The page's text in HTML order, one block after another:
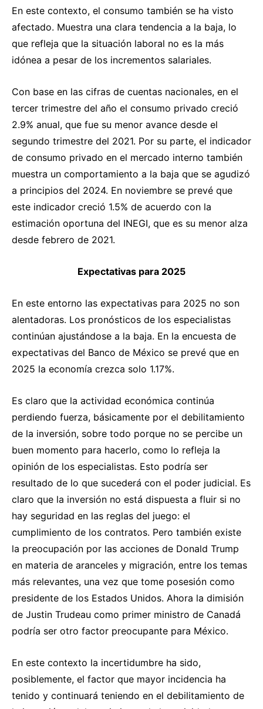
En este contexto, el consumo también se ha visto
afectado. Muestra una clara tendencia a la baja, lo
que refleja que la situación laboral no es la más
idónea a pesar de los incrementos salariales.
Con base en las cifras de cuentas nacionales, en el
tercer trimestre del año el consumo privado creció
2.9% anual, que fue su menor avance desde el
segundo trimestre del 2021. Por su parte, el indicador
de consumo privado en el mercado interno también
muestra un comportamiento a la baja que se agudizó
a principios del 2024. En noviembre se prevé que
este indicador creció 1.5% de acuerdo con la
estimación oportuna del INEGI, que es su menor alza
desde febrero de 2021.
Expectativas para 2025
En este entorno las expectativas para 2025 no son
alentadoras. Los pronósticos de los especialistas
continúan ajustándose a la baja. En la encuesta de
expectativas del Banco de México se prevé que en
2025 la economía crezca solo 1.17%.
Es claro que la actividad económica continúa
perdiendo fuerza, básicamente por el debilitamiento
de la inversión, sobre todo porque no se percibe un
buen momento para hacerlo, como lo refleja la
opinión de los especialistas. Esto podría ser
resultado de lo que sucederá con el poder judicial. Es
claro que la inversión no está dispuesta a fluir si no
hay seguridad en las reglas del juego: el
cumplimiento de los contratos. Pero también existe
la preocupación por las acciones de Donald Trump
en materia de aranceles y migración, entre los temas
más relevantes, una vez que tome posesión como
presidente de los Estados Unidos. Ahora la dimisión
de Justin Trudeau como primer ministro de Canadá
podría ser otro factor preocupante para México.
En este contexto la incertidumbre ha sido,
posiblemente, el factor que mayor incidencia ha
tenido y continuará teniendo en el debilitamiento de